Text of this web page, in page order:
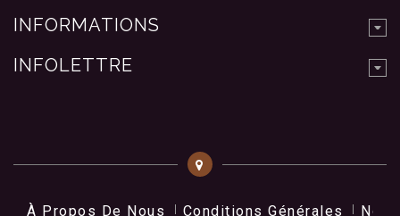
INFORMATIONS
INFOLETTRE
À Propos De Nous Conditions Générales Nos